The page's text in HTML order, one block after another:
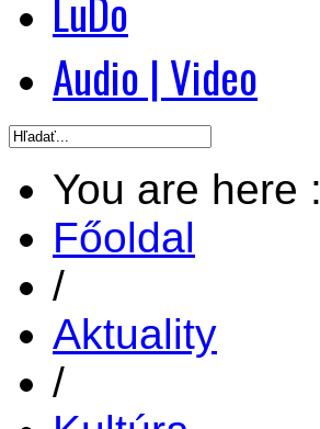
Audio | Video
You are here :
Főoldal
/
Aktuality
/